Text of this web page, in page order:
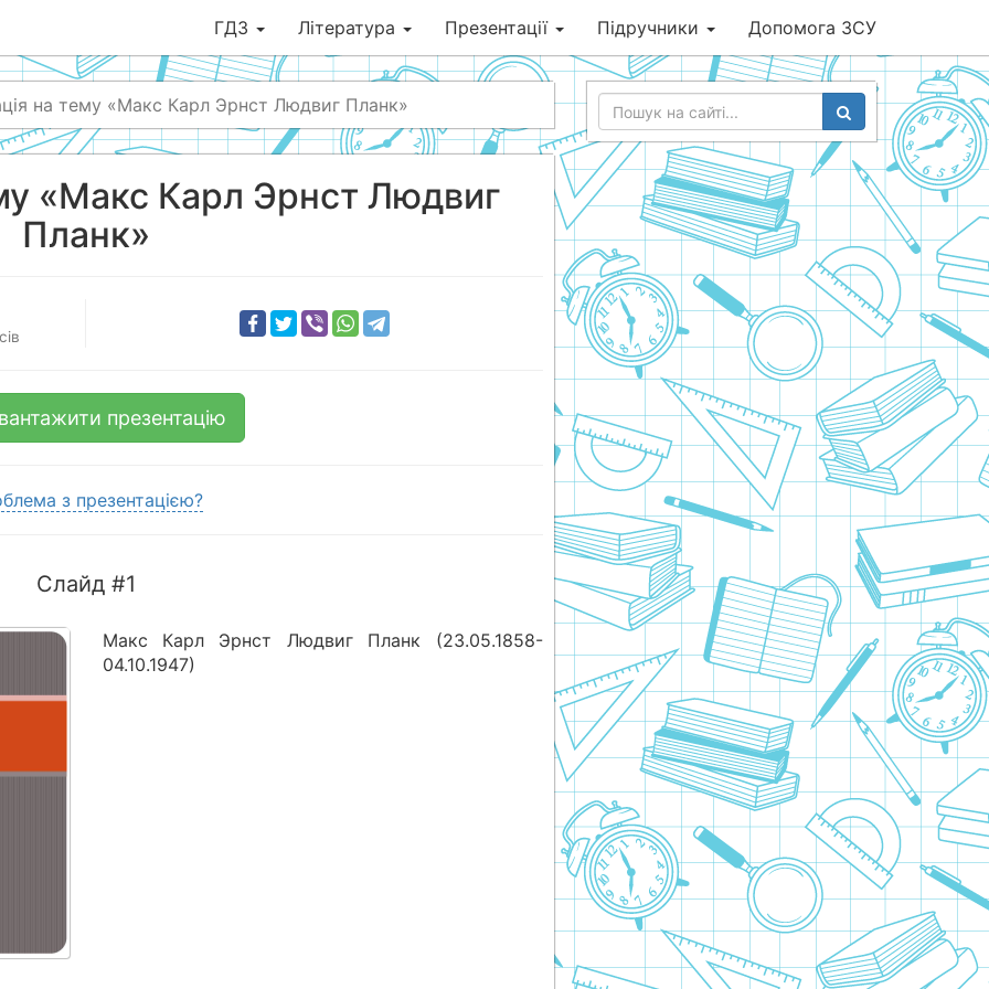
ГДЗ Література Презентації Підручники Допомога ЗСУ
на тему «Макс Карл Эрнст Людвиг Планк»
«Макс Карл Эрнст Людвиг
Планк»
презентацію
з презентацією?
Слайд #1
Макс Карл Эрнст Людвиг Планк (23.05.1858-
04.10.1947)